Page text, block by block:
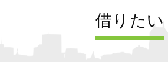
借りたい